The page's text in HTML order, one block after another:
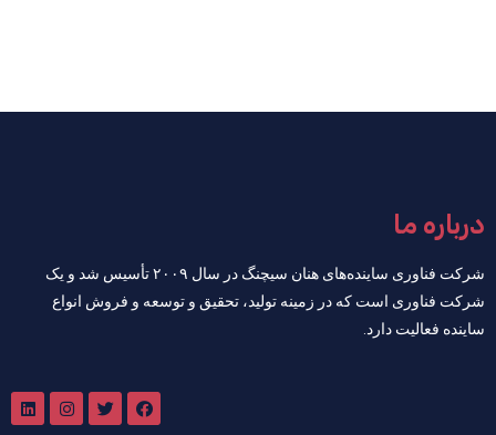
درباره ما
شرکت فناوری ساینده‌های هنان سیچنگ در سال ۲۰۰۹ تأسیس شد و یک
شرکت فناوری است که در زمینه تولید، تحقیق و توسعه و فروش انواع
ساینده فعالیت دارد.